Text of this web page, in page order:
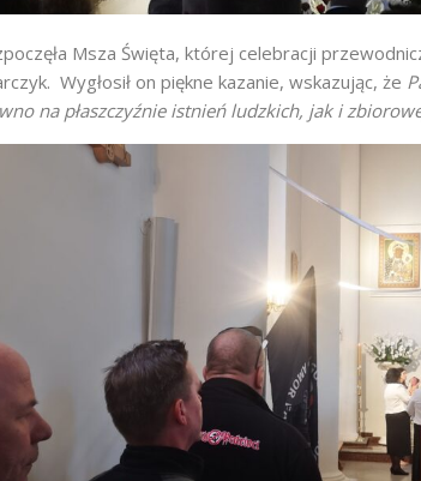
Msza Święta, której celebracji
Wygłosił on piękne kazanie, wskazując, że
na płaszczyźnie istnień ludzkich, jak i